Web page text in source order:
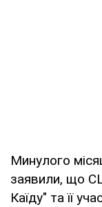
Минулого
заявили, що
Каїду" та її